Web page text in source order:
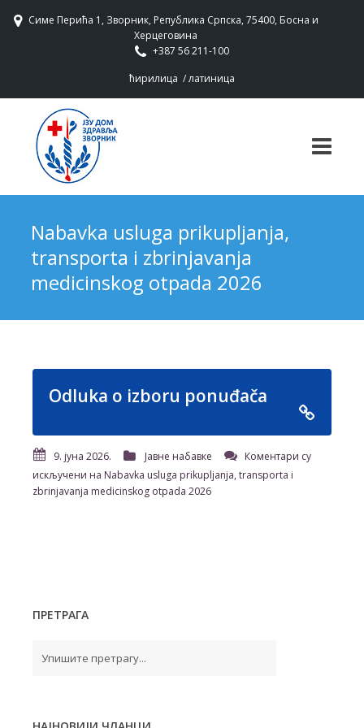
Симе Перића 1, Зворник, Република Српска, 75400, Босна и
Херцеговина
+387 56 211-100
ћирилица /латиница
Nabavka usluga prikupljanja,
transporta i zbrinjavanja
medicinskog otpada 2026
Odluka o izboru ponuđača
9. јуна 2026. Јавне набавке
Коментари су
искључени на Nabavka usluga prikupljanja, transporta i
zbrinjavanja medicinskog otpada 2026
ПРЕТРАГА